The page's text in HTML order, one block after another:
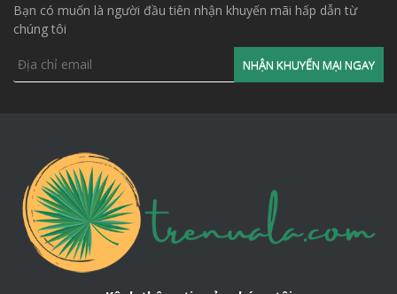
Tấm lá nhân tạo
2. Kích thước của tấm mái lá nhân
Bạn có muốn là người đầu tiên nhận khuyến mãi hấp dẫn từ
chúng tôi